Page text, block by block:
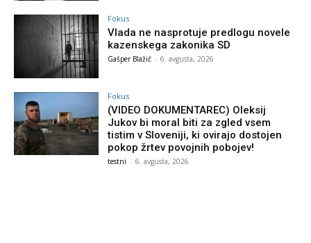
Fokus
Vlada ne nasprotuje predlogu novele
kazenskega zakonika SD
Gašper Blažič - 6. avgusta, 2026
Fokus
(VIDEO DOKUMENTAREC) Oleksij
Jukov bi moral biti za zgled vsem
tistim v Sloveniji, ki ovirajo dostojen
pokop žrtev povojnih pobojev!
testni - 6. avgusta, 2026